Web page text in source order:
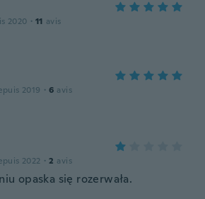
2020 · 11 avis
2019 · 6 avis
2022 · 2 avis
opaska się rozerwała.